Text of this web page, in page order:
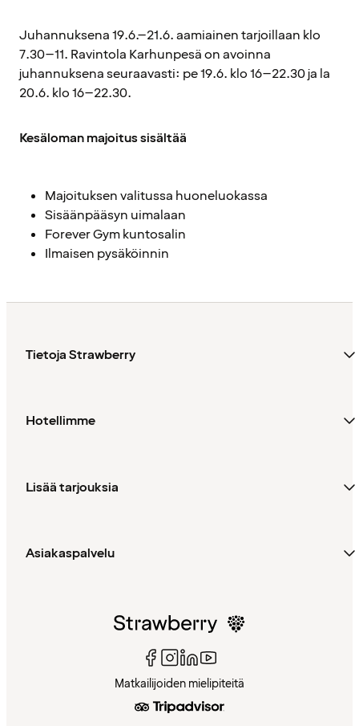
Juhannuksena 19.6.–21.6. aamiainen tarjoillaan klo
7.30–11. Ravintola Karhunpesä on avoinna
juhannuksena seuraavasti: pe 19.6. klo 16–22.30 ja la
20.6. klo 16–22.30.
Kesäloman majoitus sisältää
Majoituksen valitussa huoneluokassa
Sisäänpääsyn uimalaan
Forever Gym kuntosalin
Ilmaisen pysäköinnin
Tietoja Strawberry
Hotellimme
Lisää tarjouksia
Asiakaspalvelu
Matkailijoiden mielipiteitä